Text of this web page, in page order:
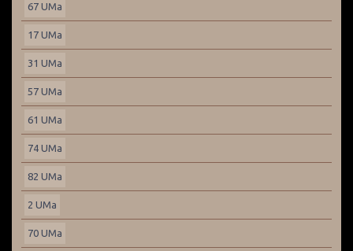
67 UMa
17 UMa
31 UMa
57 UMa
61 UMa
74 UMa
82 UMa
2 UMa
70 UMa